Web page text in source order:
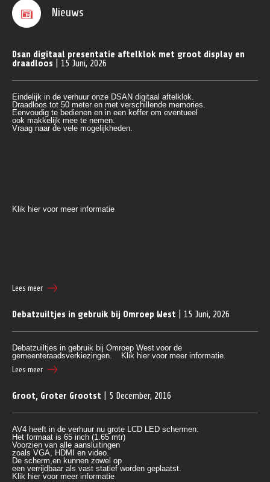
Nieuws
Dsan digitaal presentatie aftelklok met groot display en
draadloos | 15 Juni, 2026
Eindelijk in de verhuur onze DSAN digitaal aftelklok.
Draadloos tot 50 meter en met verschillende memories.
Eenvoudig te bedienen en in een koffer om eventueel
ook makkelijk mee te nemen.
Vraag naar de vele mogelijkheden.
Klik hier voor meer informatie
Lees meer
Debatzuiltjes in gebruik bij Omroep West | 15 Juni, 2026
Debatzuiltjes in gebruik bij Omroep West voor de
gemeenteraadsverkiezingen.
Klik hier voor meer informatie.
Lees meer
Groot, Groter Grootst | 5 December, 2016
AV4 heeft in de verhuur nu grote LCD LED schermen.
Het formaat is 65 inch (1.65 mtr)
Voorzien van alle aansluitingen
zoals VGA, HDMI en video.
De scherm,en kunnen zowel op
een verrijdbaar als vast statief worden geplaatst.
Klik hier voor meer informatie